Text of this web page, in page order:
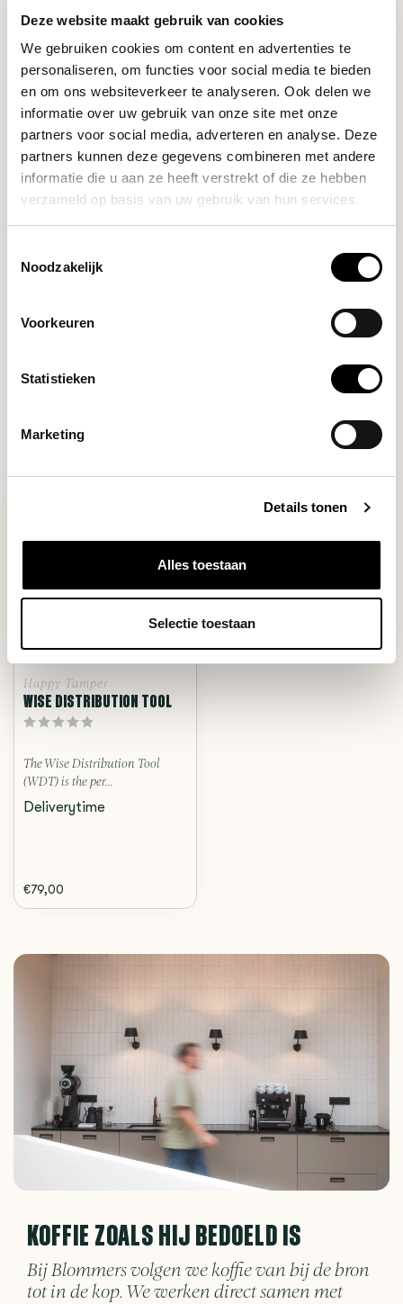
Deze website maakt gebruik van cookies
We gebruiken cookies om content en advertenties te
personaliseren, om functies voor social media te bieden
en om ons websiteverkeer te analyseren. Ook delen we
informatie over uw gebruik van onze site met onze
partners voor social media, adverteren en analyse. Deze
partners kunnen deze gegevens combineren met andere
informatie die u aan ze heeft verstrekt of die ze hebben
verzameld op basis van uw gebruik van hun services.
Noodzakelijk
Voorkeuren
Statistieken
Marketing
Details tonen
Alles toestaan
Selectie toestaan
GERELATEERDE PRODUCTEN
The WDT Tool (Zilver) €42,00
Crema
The WDT-Tool (Zwart) €42,00
HULP NODIG BIJ JE KEUZE?
Stel je vraag
Happy Tamper
WISE DISTRIBUTION TOOL
The Wise Distribution Tool
(WDT) is the per...
Deliverytime
€79,00
KOFFIE ZOALS HIJ BEDOELD IS
Bij Blommers volgen we koffie van bij de bron
tot in de kop. We werken direct samen met